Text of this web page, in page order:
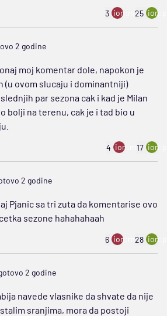
3 ion:minus
25
2 godine
moj komentar dole, napokon je
(u ovom slucaju i dominantniji)
par sezona cak i kad je Milan
bolji na terenu, cak je i tad bio u
4 ion:minus
17
2 godine
Pjanic sa tri zuta da komentarise ovo
sezone hahahahaah
6 ion:minus
28
2 godine
navede vlasnike da shvate da nije
sranjima, mora da postoji